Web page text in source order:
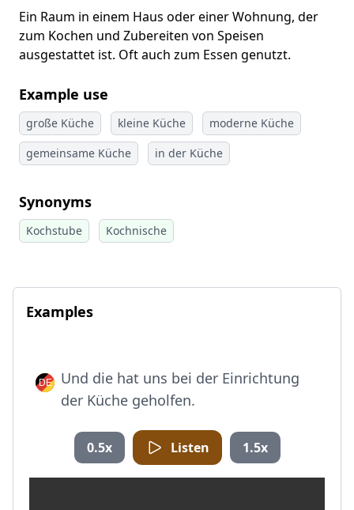
Ein Raum in einem Haus oder einer Wohnung, der
zum Kochen und Zubereiten von Speisen
ausgestattet ist. Oft auch zum Essen genutzt.
Example use
große Küche kleine Küche
moderne Küche
gemeinsame Küche
in der Küche
Synonyms
Kochstube Kochnische
Examples
Und die hat uns bei der Einrichtung
der Küche geholfen.
0.5x Listen 1.5x